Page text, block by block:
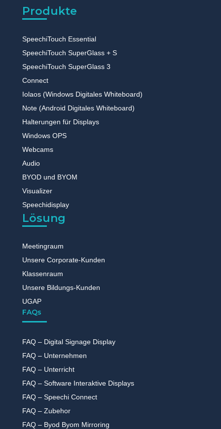
Produkte
SpeechiTouch Essential
SpeechiTouch SuperGlass + S
SpeechiTouch SuperGlass 3
Connect
Iolaos (Windows Digitales Whiteboard)
Note (Android Digitales Whiteboard)
Halterungen für Displays
Windows OPS
Webcams
Audio
BYOD und BYOM
Visualizer
Speechidisplay
Lösung
Meetingraum
Unsere Corporate-Kunden
Klassenraum
Unsere Bildungs-Kunden
UGAP
FAQs
FAQ – Digital Signage Display
FAQ – Unternehmen
FAQ – Unterricht
FAQ – Software Interaktive Displays
FAQ – Speechi Connect
FAQ – Zubehor
FAQ – Byod Byom Mirroring